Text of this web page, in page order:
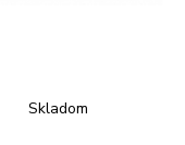
Skladom